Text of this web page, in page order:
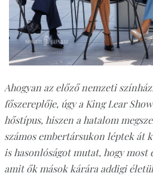
Ahogyan az előző nemzeti
főszereplője, úgy a King Lear
hőstípus, hiszen a hatalom
számos embertársukon léptek át
is hasonlóságot mutat, hogy
amit ők mások kárára addigi